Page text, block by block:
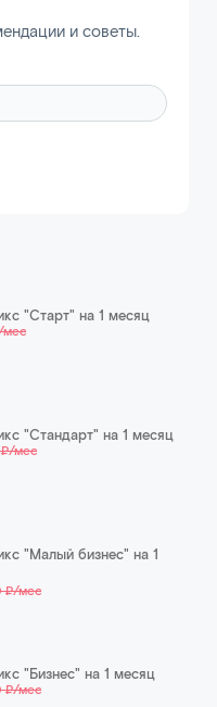
и советы.
"Старт" на 1 месяц
"Стандарт" на 1 месяц
мес
"Малый бизнес" на 1
₽/мес
"Бизнес" на 1 месяц
₽/мес